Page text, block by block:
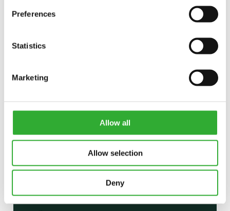
Preferences
Statistics
Marketing
Allow all
Allow selection
Deny
INTERESSE EM ACESSÓRIOS?